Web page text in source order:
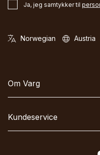
Ja, jeg samtykker til
Om Varg
Kundeservice